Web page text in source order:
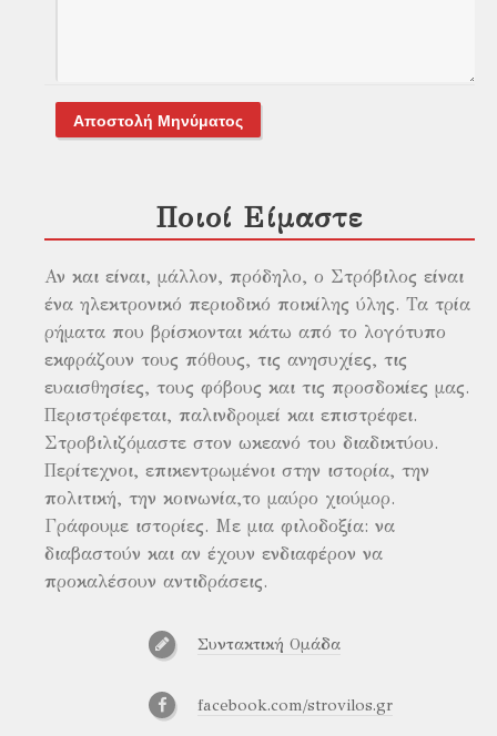
Αποστολή Μηνύματος
Ποιοί Είμαστε
Αν και είναι, μάλλον, πρόδηλο, ο Στρόβιλος είναι
ένα ηλεκτρονικό περιοδικό ποικίλης ύλης. Τα τρία
ρήματα που βρίσκονται κάτω από το λογότυπο
εκφράζουν τους πόθους, τις ανησυχίες, τις
ευαισθησίες, τους φόβους και τις προσδοκίες μας.
Περιστρέφεται, παλινδρομεί και επιστρέφει.
Στροβιλιζόμαστε στον ωκεανό του διαδικτύου.
Περίτεχνοι, επικεντρωμένοι στην ιστορία, την
πολιτική, την κοινωνία,το μαύρο χιούμορ.
Γράφουμε ιστορίες. Με μια φιλοδοξία: να
διαβαστούν και αν έχουν ενδιαφέρον να
προκαλέσουν αντιδράσεις.
Συντακτική Ομάδα
facebook.com/strovilos.gr